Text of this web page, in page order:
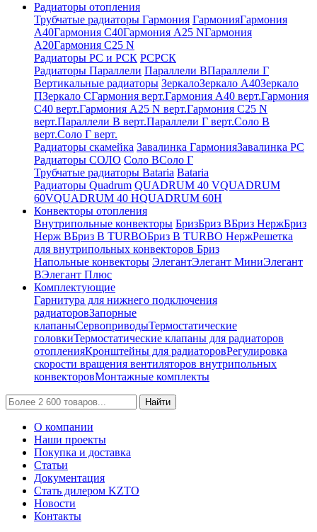
Радиаторы отопления
Трубчатые радиаторы Гармония ГармонияГармония
А40Гармония С40Гармония А25 NГармония
А20Гармония С25 N
Радиаторы РС и РСК РСРСК
Радиаторы Параллели Параллели ВПараллели Г
Вертикальные радиаторы ЗеркалоЗеркало А40Зеркало
ПЗеркало СГармония верт.Гармония А40 верт.Гармония
С40 верт.Гармония А25 N верт.Гармония С25 N
верт.Параллели В верт.Параллели Г верт.Соло В
верт.Соло Г верт.
Радиаторы скамейка Завалинка ГармонияЗавалинка РС
Радиаторы СОЛО Соло ВСоло Г
Трубчатые радиаторы Bataria Bataria
Радиаторы Quadrum QUADRUM 40 VQUADRUM
60VQUADRUM 40 HQUADRUM 60H
Конвекторы отопления
Внутрипольные конвекторы БризБриз ВБриз НержБриз
Нерж ВБриз В TURBOБриз В TURBO НержРешетка
для внутрипольных конвекторов Бриз
Напольные конвекторы ЭлегантЭлегант МиниЭлегант
ВЭлегант Плюс
Комплектующие
Гарнитура для нижнего подключения
радиаторовЗапорные
клапаныСервоприводыТермостатические
головкиТермостатические клапаны для радиаторов
отопленияКронштейны для радиаторовРегулировка
скорости вращения вентиляторов внутрипольных
конвекторовМонтажные комплекты
Найти
О компании
Наши проекты
Покупка и доставка
Статьи
Документация
Стать дилером KZTO
Новости
Контакты